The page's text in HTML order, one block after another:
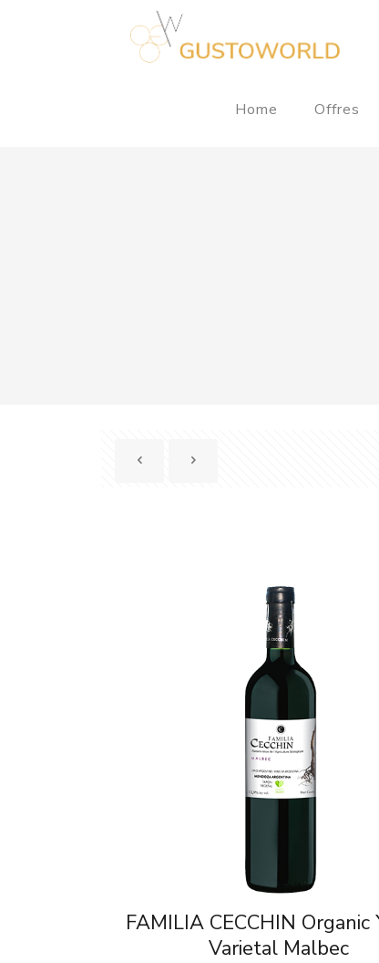
Home Offres
FAMILIA CECCHIN Organic
Varietal Malbec